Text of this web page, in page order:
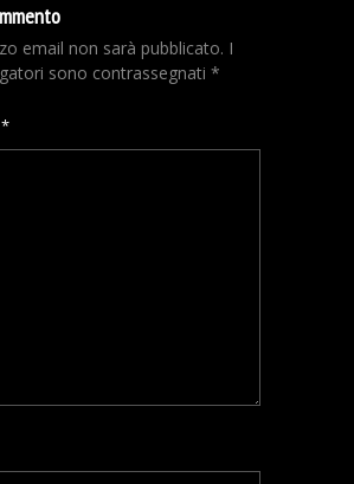
email non sarà pubblicato. I
sono contrassegnati *
*